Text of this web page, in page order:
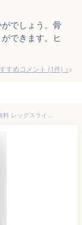
でしょう。骨
できます。ヒ
すめコメント (1件) >
【600円クーポン配布中】【レビュー特典あり】送料無料 レッグスライダー スキーマシン 内転筋骨盤底筋トレーナー 内転筋トレーニング 肘掛けを装備可能 折りたたみ式 置くのに便利 自宅やジムでの使用に最適 肘掛け付き ピンク